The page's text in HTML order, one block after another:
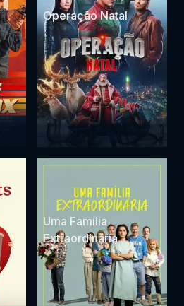
Operação Natal
Uma Família
Extraordinária